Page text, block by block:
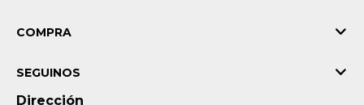
COMPRA
Dirección
SEGUINOS